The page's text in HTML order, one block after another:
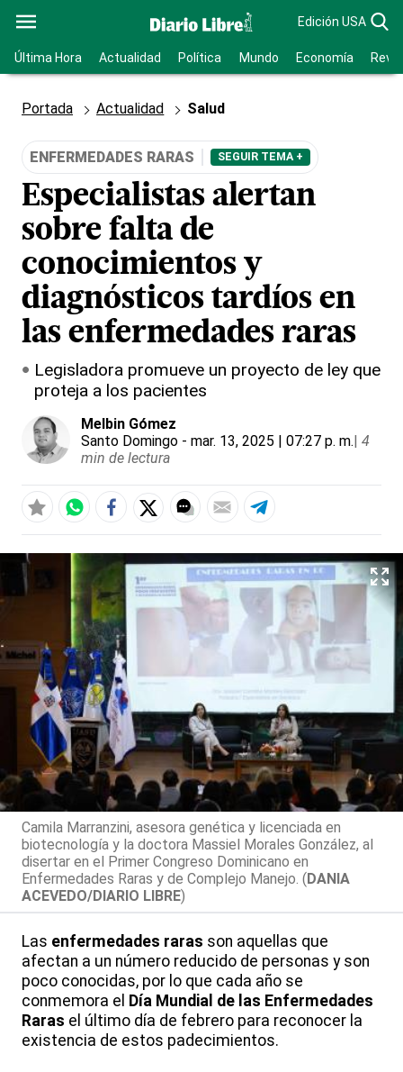
Edición USA
Última Hora Actualidad Política Mundo Economía
Portada Actualidad Salud
ENFERMEDADES RARAS SEGUIR TEMA +
Especialistas alertan
sobre falta de
conocimientos y
diagnósticos tardíos en
las enfermedades raras
Legisladora promueve un proyecto de ley que
proteja a los pacientes
Melbin Gómez
Santo Domingo - mar. 13, 2025 | 07:27 p. m.| 4
min de lectura
Camila Marranzini, asesora genética y licenciada en
biotecnología y la doctora Massiel Morales González, al
disertar en el Primer Congreso Dominicano en
Enfermedades Raras y de Complejo Manejo. (DANIA
ACEVEDO/DIARIO LIBRE)
Las enfermedades raras son aquellas que
afectan a un número reducido de personas y son
poco conocidas, por lo que cada año se
conmemora el Día Mundial de las Enfermedades
Raras el último día de febrero para reconocer la
existencia de estos padecimientos.